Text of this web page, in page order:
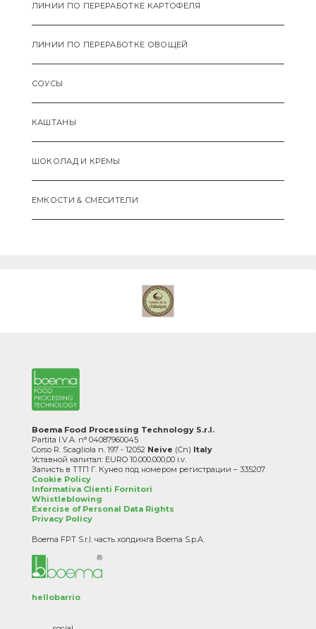
ЛИНИИ ПО ПЕРЕРАБОТКЕ КАРТОФЕЛЯ
ЛИНИИ ПО ПЕРЕРАБОТКЕ ОВОЩЕЙ
СОУСЫ
КАШТАНЫ
ШОКОЛАД И КРЕМЫ
ЕМКОСТИ & СМЕCИТЕЛИ
Boema Food Processing Technology S.r.l.
Partita I.V.A. n° 04087960045
Corso R. Scagliola n. 197 - 12052 Neive (Cn) Italy
Уставной капитал: EURO 10.000.000,00 i.v.
Записть в ТТП Г. Кунео под номером регистрации – 335207
Cookie Policy
Informativa Clienti Fornitori
Whistleblowing
Exercise of Personal Data Rights
Privacy Policy
Boema FPT S.r.l. часть холдинга Boema S.p.A.
hellobarrio